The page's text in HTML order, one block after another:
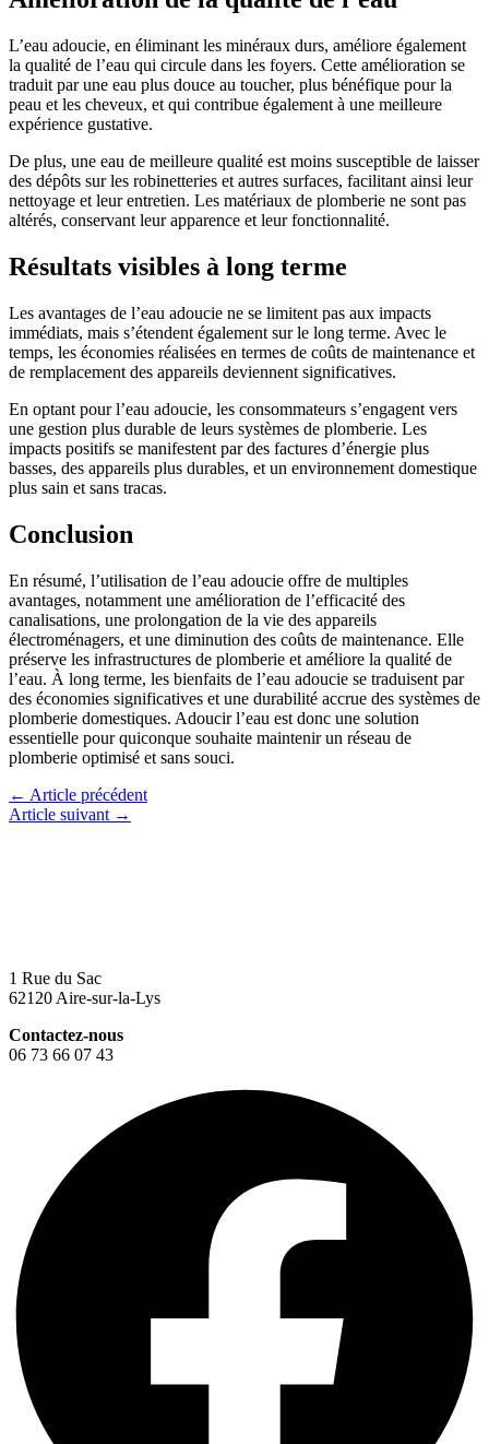
L’eau adoucie, en éliminant les minéraux durs, améliore également
la qualité de l’eau qui circule dans les foyers. Cette amélioration se
traduit par une eau plus douce au toucher, plus bénéfique pour la
peau et les cheveux, et qui contribue également à une meilleure
expérience gustative.
De plus, une eau de meilleure qualité est moins susceptible de laisser
des dépôts sur les robinetteries et autres surfaces, facilitant ainsi leur
nettoyage et leur entretien. Les matériaux de plomberie ne sont pas
altérés, conservant leur apparence et leur fonctionnalité.
Résultats visibles à long terme
Les avantages de l’eau adoucie ne se limitent pas aux impacts
immédiats, mais s’étendent également sur le long terme. Avec le
temps, les économies réalisées en termes de coûts de maintenance et
de remplacement des appareils deviennent significatives.
En optant pour l’eau adoucie, les consommateurs s’engagent vers
une gestion plus durable de leurs systèmes de plomberie. Les
impacts positifs se manifestent par des factures d’énergie plus
basses, des appareils plus durables, et un environnement domestique
plus sain et sans tracas.
Conclusion
En résumé, l’utilisation de l’eau adoucie offre de multiples
avantages, notamment une amélioration de l’efficacité des
canalisations, une prolongation de la vie des appareils
électroménagers, et une diminution des coûts de maintenance. Elle
préserve les infrastructures de plomberie et améliore la qualité de
l’eau. À long terme, les bienfaits de l’eau adoucie se traduisent par
des économies significatives et une durabilité accrue des systèmes de
plomberie domestiques. Adoucir l’eau est donc une solution
essentielle pour quiconque souhaite maintenir un réseau de
plomberie optimisé et sans souci.
← Article précédent
Article suivant →
1 Rue du Sac
62120 Aire-sur-la-Lys
Contactez-nous
06 73 66 07 43